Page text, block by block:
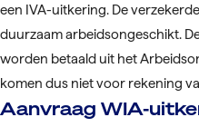
een IVA-uitkering. De
duurzaam arbeidsongeschikt.
worden betaald uit het
komen dus niet voor rekening
Aanvraag WIA-